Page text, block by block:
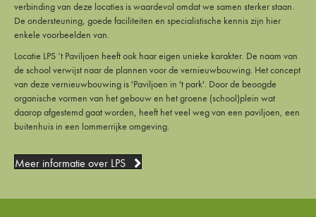
verbinding van deze locaties is waardevol omdat we samen sterker staan.
De ondersteuning, goede faciliteiten en specialistische kennis zijn hier
enkele voorbeelden van.
Locatie LPS ‘t Paviljoen heeft ook haar eigen unieke karakter. De naam van
de school verwijst naar de plannen voor de vernieuwbouwing. Het concept
van deze vernieuwbouwing is 'Paviljoen in 't park'. Door de beoogde
organische vormen van het gebouw en het groene (school)plein wat
daarop afgestemd gaat worden, heeft het veel weg van een paviljoen, een
buitenhuis in een lommerrijke omgeving.
Meer informatie over LPS